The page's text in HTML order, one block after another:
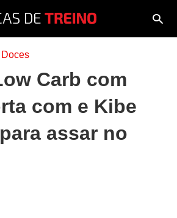
Carb com
com e Kibe
assar no